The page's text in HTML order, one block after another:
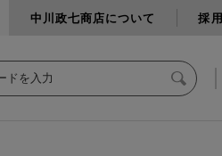
中川政七商店について 採